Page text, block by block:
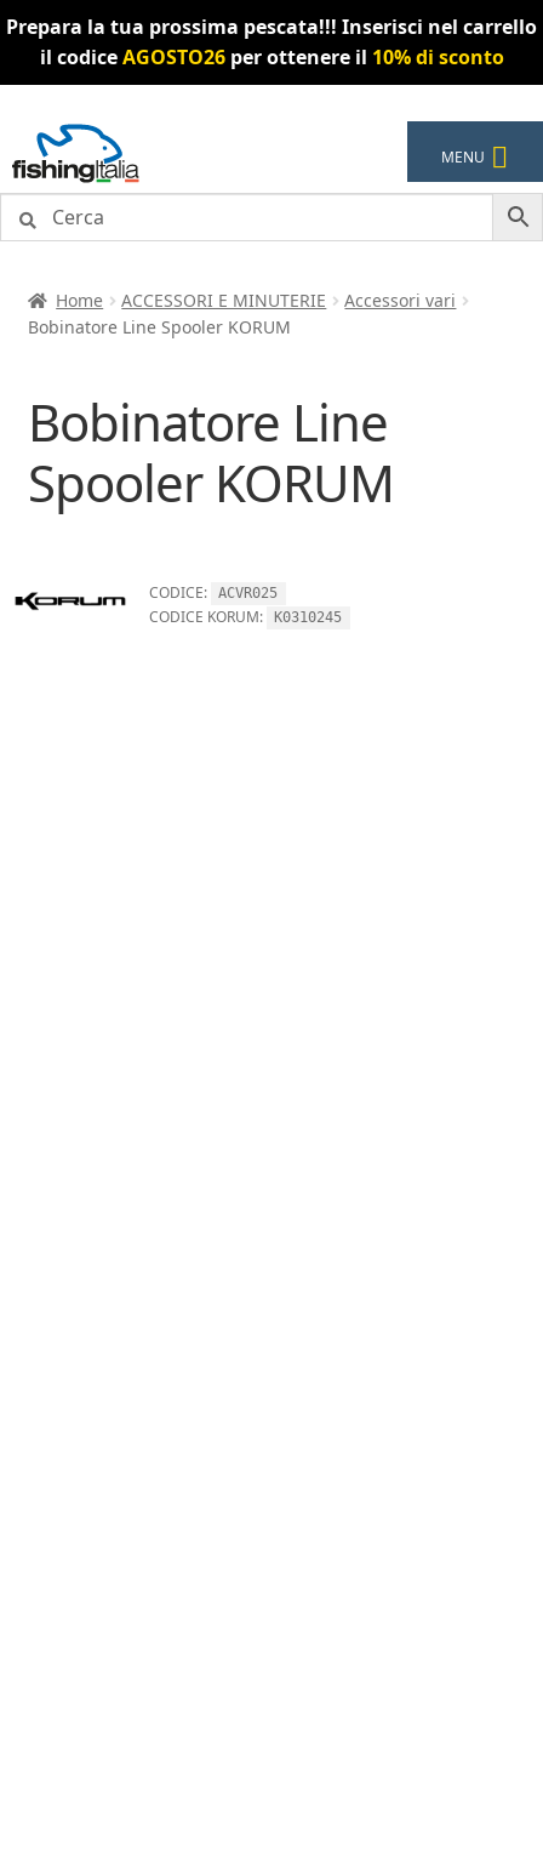
Prepara la tua prossima pescata!!! Inserisci nel carrello
il codiceAGOSTO26per ottenere il 10% di sconto
alla
navigazione
al
contenuto
MENU
Home ACCESSORI E MINUTERIE
Accessori vari
Bobinatore Line Spooler KORUM
Bobinatore Line
Spooler KORUM
CODICE: ACVR025
CODICE KORUM: K0310245